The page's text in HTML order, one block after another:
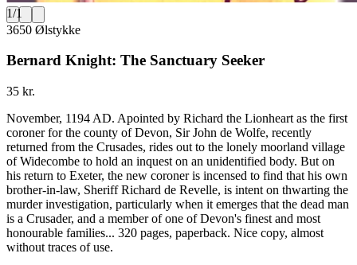
1/1
3650 Ølstykke
Bernard Knight: The Sanctuary Seeker
35 kr.
November, 1194 AD. Apointed by Richard the Lionheart as the first
coroner for the county of Devon, Sir John de Wolfe, recently
returned from the Crusades, rides out to the lonely moorland village
of Widecombe to hold an inquest on an unidentified body. But on
his return to Exeter, the new coroner is incensed to find that his own
brother-in-law, Sheriff Richard de Revelle, is intent on thwarting the
murder investigation, particularly when it emerges that the dead man
is a Crusader, and a member of one of Devon's finest and most
honourable families... 320 pages, paperback. Nice copy, almost
without traces of use.